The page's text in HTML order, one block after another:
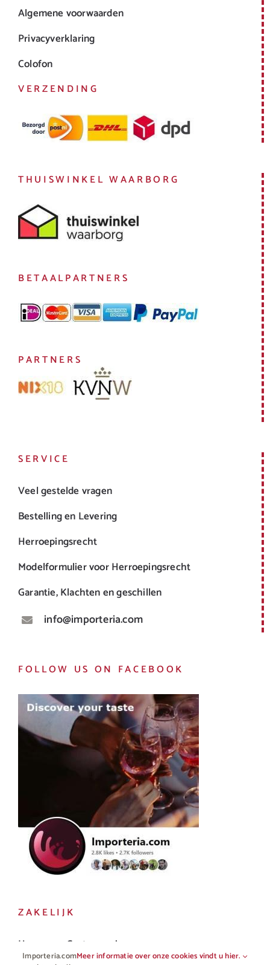
Algemene voorwaarden
Privacyverklaring
Colofon
VERZENDING
THUISWINKEL WAARBORG
BETAALPARTNERS
PARTNERS
SERVICE
Veel gestelde vragen
Bestelling en Levering
Herroepingsrecht
Modelformulier voor Herroepingsrecht
Garantie, Klachten en geschillen
info@importeria.com
FOLLOW US ON FACEBOOK
ZAKELIJK
Horeca en Gastronomie
Importeria.comMeer informatie over onze cookies vindt u hier.